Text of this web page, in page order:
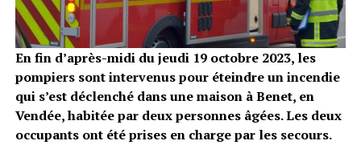
En fin d’après-midi du jeudi 19 octobre 2023, les
pompiers sont intervenus pour éteindre un incendie
qui s’est déclenché dans une maison à Benet, en
Vendée, habitée par deux personnes âgées. Les deux
occupants ont été prises en charge par les secours.